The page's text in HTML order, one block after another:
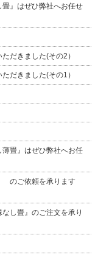
』はぜひ弊社へお任せ
だきました(その2）
だきました(その1）
畳』はぜひ弊社へお任
のご依頼を承ります
し畳』のご注文を承り